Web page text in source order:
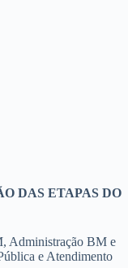
DAS ETAPAS DO
Administração BM e
e Atendimento